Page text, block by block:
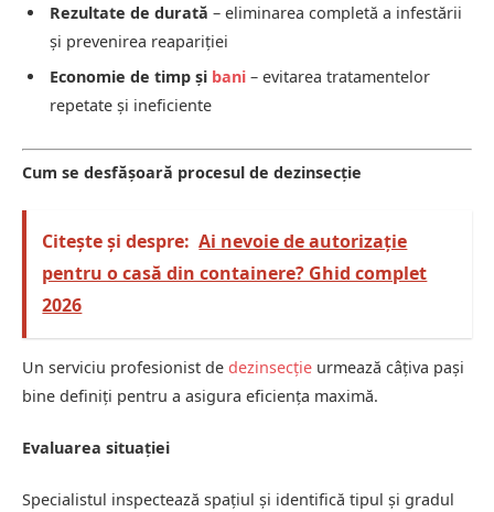
Rezultate de durată – eliminarea completă a infestării
și prevenirea reapariției
Economie de timp și bani – evitarea tratamentelor
repetate și ineficiente
Cum se desfășoară procesul de dezinsecție
Citește și despre: Ai nevoie de autorizație
pentru o casă din containere? Ghid complet
2026
Un serviciu profesionist de dezinsecție urmează câțiva pași
bine definiți pentru a asigura eficiența maximă.
Evaluarea situației
Specialistul inspectează spațiul și identifică tipul și gradul